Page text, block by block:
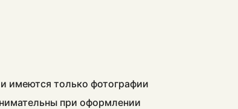
имеются только фотографии
при оформлении